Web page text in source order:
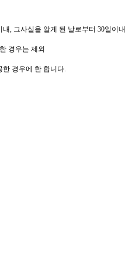
, 그사실을 알게 된 날로부터 30일이내
경우는 제외
경우에 한 합니다.